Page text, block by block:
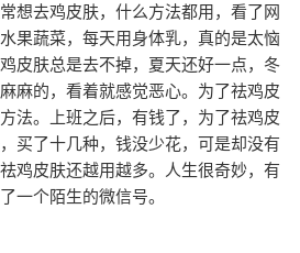
想去鸡皮肤，什么方法都用，看了网
果蔬菜，每天用身体乳，真的是太恼
皮肤总是去不掉，夏天还好一点，冬
麻的，看着就感觉恶心。为了祛鸡皮
法。上班之后，有钱了，为了祛鸡皮
买了十几种，钱没少花，可是却没有
鸡皮肤还越用越多。人生很奇妙，有
一个陌生的微信号。